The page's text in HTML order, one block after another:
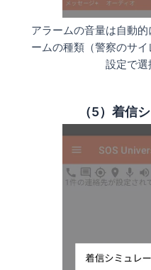
アラームの音量は自動
ームの種類（警察のサ
設定で選
（5）着信